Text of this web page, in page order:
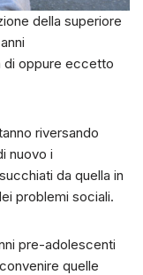
della superiore
di oppure eccetto
riversando
nuovo i
da quella in
problemi sociali.
pre-adolescenti
quelle